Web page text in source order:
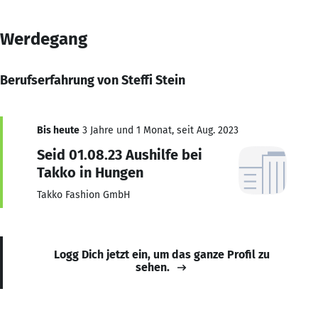
Werdegang
Berufserfahrung von Steffi Stein
Bis heute 3 Jahre und 1 Monat, seit Aug. 2023
Seid 01.08.23 Aushilfe bei
Takko in Hungen
Takko Fashion GmbH
Logg Dich jetzt ein, um das ganze Profil zu
sehen.